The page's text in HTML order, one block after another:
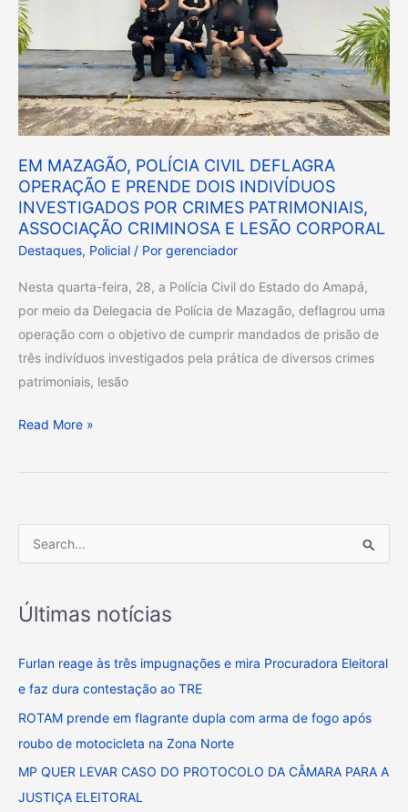
de
Bombeiros,
que
passam
por
revitalizações,
sejam
entregues
ainda
este
ano.
mais
5
EM MAZAGÃO, POLÍCIA CIVIL DEFLAGRA
OPERAÇÃO E PRENDE DOIS INDIVÍDUOS
INVESTIGADOS POR CRIMES PATRIMONIAIS,
ASSOCIAÇÃO CRIMINOSA E LESÃO CORPORAL
Destaques, Policial / Por gerenciador
Nesta quarta-feira, 28, a Polícia Civil do Estado do Amapá,
por meio da Delegacia de Polícia de Mazagão, deflagrou uma
operação com o objetivo de cumprir mandados de prisão de
três indivíduos investigados pela prática de diversos crimes
patrimoniais, lesão
E
PRENDE
DOIS
INDIVÍDUOS
INVESTIGADOS
POR
PATRIMONIAIS,
ASSOCIAÇÃO
CRIMINOSA
E
CORPORAL
Read More »
q
a
r
p
o
Últimas notícias
Furlan reage às três impugnações e mira Procuradora Eleitoral
e faz dura contestação ao TRE
ROTAM prende em flagrante dupla com arma de fogo após
roubo de motocicleta na Zona Norte
MP QUER LEVAR CASO DO PROTOCOLO DA CÂMARA PARA A
JUSTIÇA ELEITORAL